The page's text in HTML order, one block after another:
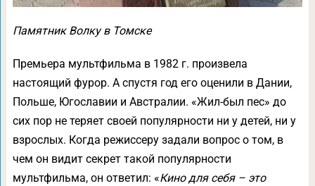
Памятник Волку в Томске
Премьера мультфильма в 1982 г. произвела
настоящий фурор. А спустя год его оценили в Дании,
Польше, Югославии и Австралии. «Жил-был пес» до
сих пор не теряет своей популярности ни у детей, ни у
взрослых. Когда режиссеру задали вопрос о том, в
чем он видит секрет такой популярности
мультфильма, он ответил: «Кино для себя – это